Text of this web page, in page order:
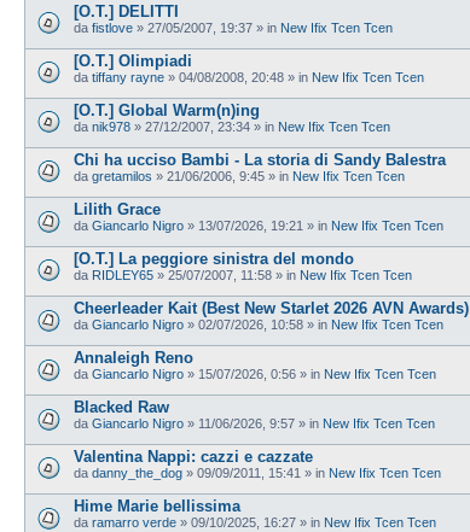
[O.T.] DELITTI
da fistlove » 27/05/2007, 19:37 » in New Ifix Tcen Tcen
[O.T.] Olimpiadi
da tiffany rayne » 04/08/2008, 20:48 » in New Ifix Tcen Tcen
[O.T.] Global Warm(n)ing
da nik978 » 27/12/2007, 23:34 » in New Ifix Tcen Tcen
Chi ha ucciso Bambi - La storia di Sandy Balestra
da gretamilos » 21/06/2006, 9:45 » in New Ifix Tcen Tcen
Lilith Grace
da Giancarlo Nigro » 13/07/2026, 19:21 » in New Ifix Tcen Tcen
[O.T.] La peggiore sinistra del mondo
da RIDLEY65 » 25/07/2007, 11:58 » in New Ifix Tcen Tcen
Cheerleader Kait (Best New Starlet 2026 AVN Awards)
da Giancarlo Nigro » 02/07/2026, 10:58 » in New Ifix Tcen Tcen
Annaleigh Reno
da Giancarlo Nigro » 15/07/2026, 0:56 » in New Ifix Tcen Tcen
Blacked Raw
da Giancarlo Nigro » 11/06/2026, 9:57 » in New Ifix Tcen Tcen
Valentina Nappi: cazzi e cazzate
da danny_the_dog » 09/09/2011, 15:41 » in New Ifix Tcen Tcen
Hime Marie bellissima
da ramarro verde » 09/10/2025, 16:27 » in New Ifix Tcen Tcen